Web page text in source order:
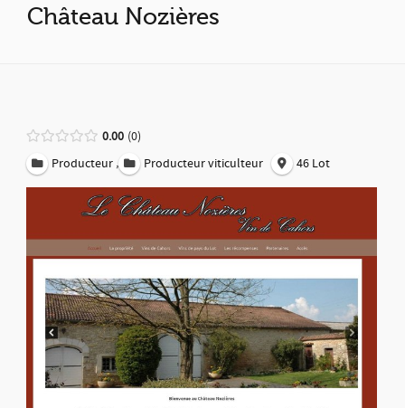
Château Nozières
0.00 0
Producteur , Producteur viticulteur 46 Lot